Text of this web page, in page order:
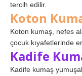
tercih edilir.
Koton
Koton kumaş, nefes
çocuk kıyafetlerinde
Kadife
Kadife kumaş